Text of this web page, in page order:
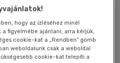
formátumok
hogy az ízléséhez minél
figyelmébe ajánlani, arra kérjük,
cookie-kat a „Rendben” gomb
weboldalunk csak a weboldal
cookie-kat telepíti a